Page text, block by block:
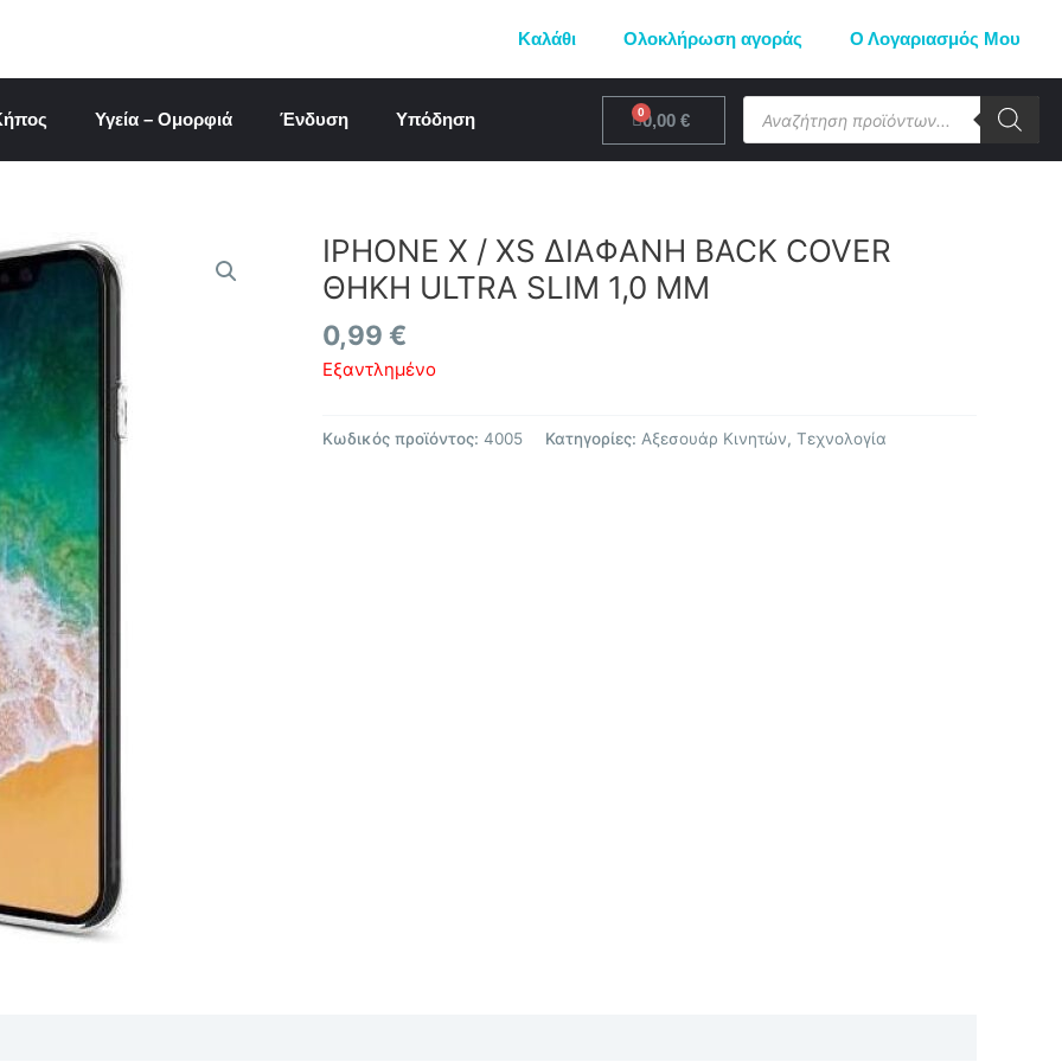
Καλάθι Ολοκλήρωση αγοράς Ο Λογαριασμός Μου
Υγεία – Ομορφιά Ένδυση Υπόδηση 0,00€
Cart
Products
search
IPHONE X / XS ΔΙΑΦΑΝΗ BACK COVER
ΘΗΚΗ ULTRA SLIM 1,0 MM
0,99 €
Εξαντλημένο
Κωδικός προϊόντος: 4005 Κατηγορίες: Αξεσουάρ Κινητών, Τεχνολογία